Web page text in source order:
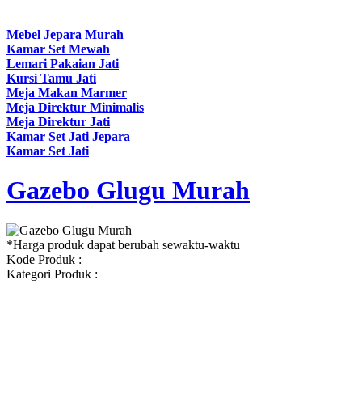
Mebel Jepara Murah
Kamar Set Mewah
Lemari Pakaian Jati
Kursi Tamu Jati
Meja Makan Marmer
Meja Direktur Minimalis
Meja Direktur Jati
Kamar Set Jati Jepara
Kamar Set Jati
Gazebo Glugu Murah
*Harga produk dapat berubah sewaktu-waktu
Kode Produk :
Kategori Produk :